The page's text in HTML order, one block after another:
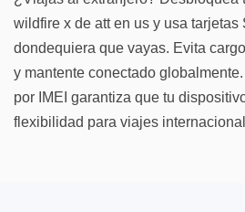
wildfire x de att en us y usa tarjetas
dondequiera que vayas. Evita
y mantente conectado
por IMEI garantiza que tu
flexibilidad para viajes